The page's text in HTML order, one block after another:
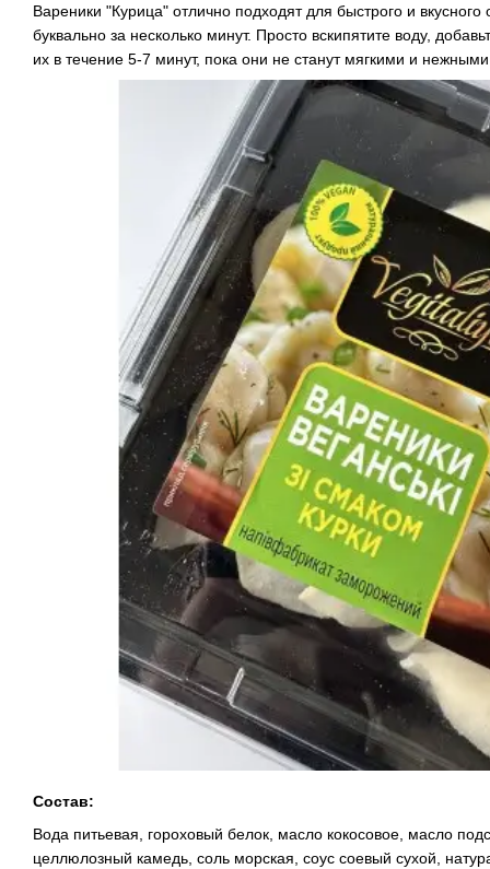
Вареники "Курица" отлично подходят для быстрого и
буквально за несколько минут. Просто вскипятите воду,
их в течение 5-7 минут, пока они не станут мягкими и
Состав:
Вода питьевая, гороховый белок, масло кокосовое, масло
целлюлозный камедь, соль морская, соус соевый сухой,